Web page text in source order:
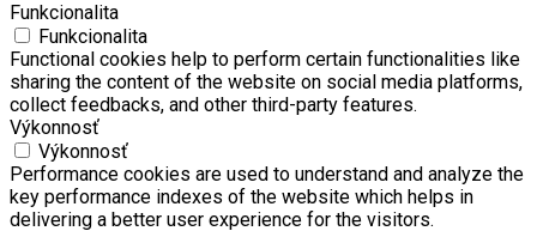
Funkcionalita
Funkcionalita
Functional cookies help to perform certain functionalities like
sharing the content of the website on social media platforms,
collect feedbacks, and other third-party features.
Výkonnosť
Výkonnosť
Performance cookies are used to understand and analyze the
key performance indexes of the website which helps in
delivering a better user experience for the visitors.